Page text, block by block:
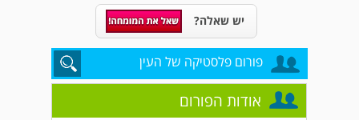
יש שאלה?
פורום פלסטיקה של העין
אודות הפורום